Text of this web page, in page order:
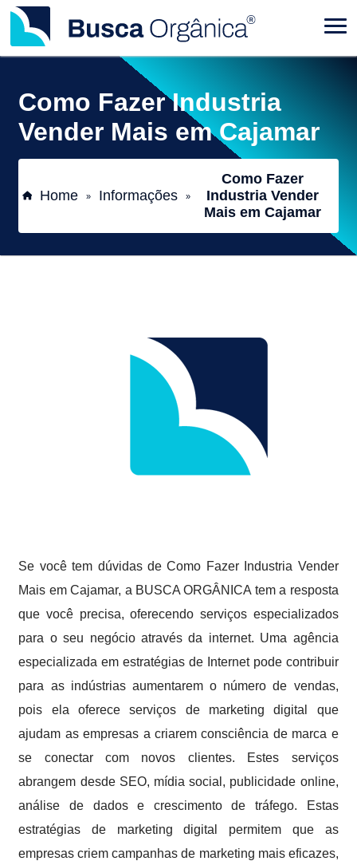
Como Fazer Industria
Vender Mais em Cajamar
Home » Informações »
Como Fazer
Industria Vender
Mais em Cajamar
Se você tem dúvidas de Como Fazer Industria Vender
Mais em Cajamar, a BUSCA ORGÂNICA tem a resposta
que você precisa, oferecendo serviços especializados
para o seu negócio através da internet. Uma agência
especializada em estratégias de Internet pode contribuir
para as indústrias aumentarem o número de vendas,
pois ela oferece serviços de marketing digital que
ajudam as empresas a criarem consciência de marca e
se conectar com novos clientes. Estes serviços
abrangem desde SEO, mídia social, publicidade online,
análise de dados e crescimento de tráfego. Estas
estratégias de marketing digital permitem que as
empresas criem campanhas de marketing mais eficazes,